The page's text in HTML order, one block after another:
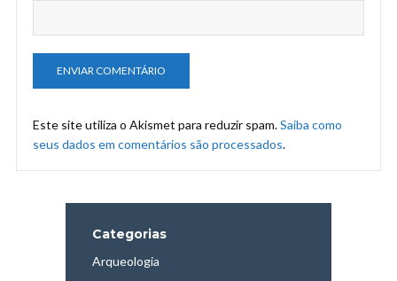
Este site utiliza o Akismet para reduzir spam.Saiba como
seus dados em comentários são processados.
Categorias
Arqueologia